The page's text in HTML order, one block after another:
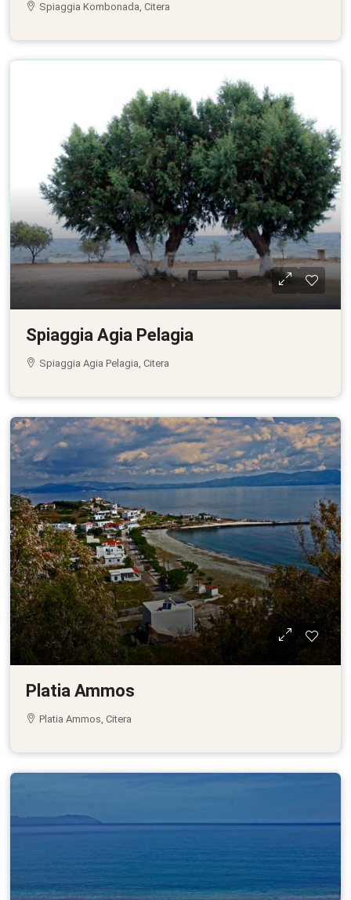
Spiaggia Kombonada, Citera
Spiaggia Agia Pelagia
Spiaggia Agia Pelagia, Citera
Platia Ammos
Platia Ammos, Citera